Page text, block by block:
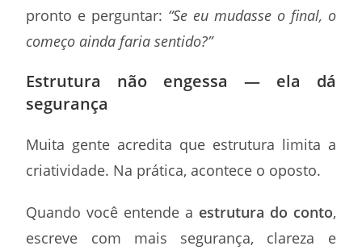
pronto e perguntar: “Se eu mudasse o final, o
começo ainda faria sentido?”
Estrutura não engessa — ela dá
segurança
Muita gente acredita que estrutura limita a
criatividade. Na prática, acontece o oposto.
Quando você entende a estrutura do conto,
escreve com mais segurança, clareza e